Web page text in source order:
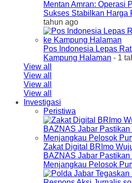
Mentan Amran: Operasi
Sukses Stabilkan Harga
tahun ago
Pos Indonesia Lepas
Kampung Halaman - 1
View all
View all
View all
View all
Investigasi
Peristiwa
Zakat Digital BRImo
BAZNAS Jabar
Menjangkau Pelosok